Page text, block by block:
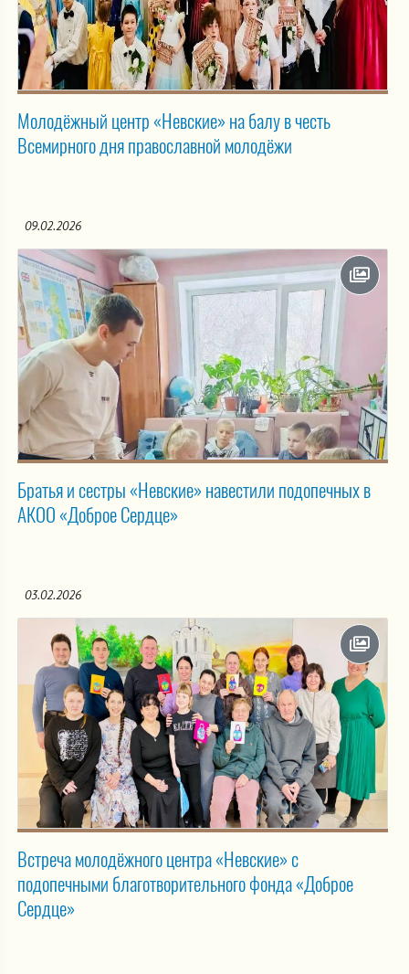
Молодёжный центр «Невские» на балу в честь
Всемирного дня православной молодёжи
09.02.2026
Братья и сестры «Невские» навестили подопечных в
АКОО «Доброе Сердце»
03.02.2026
Встреча молодёжного центра «Невские» с
подопечными благотворительного фонда «Доброе
Сердце»